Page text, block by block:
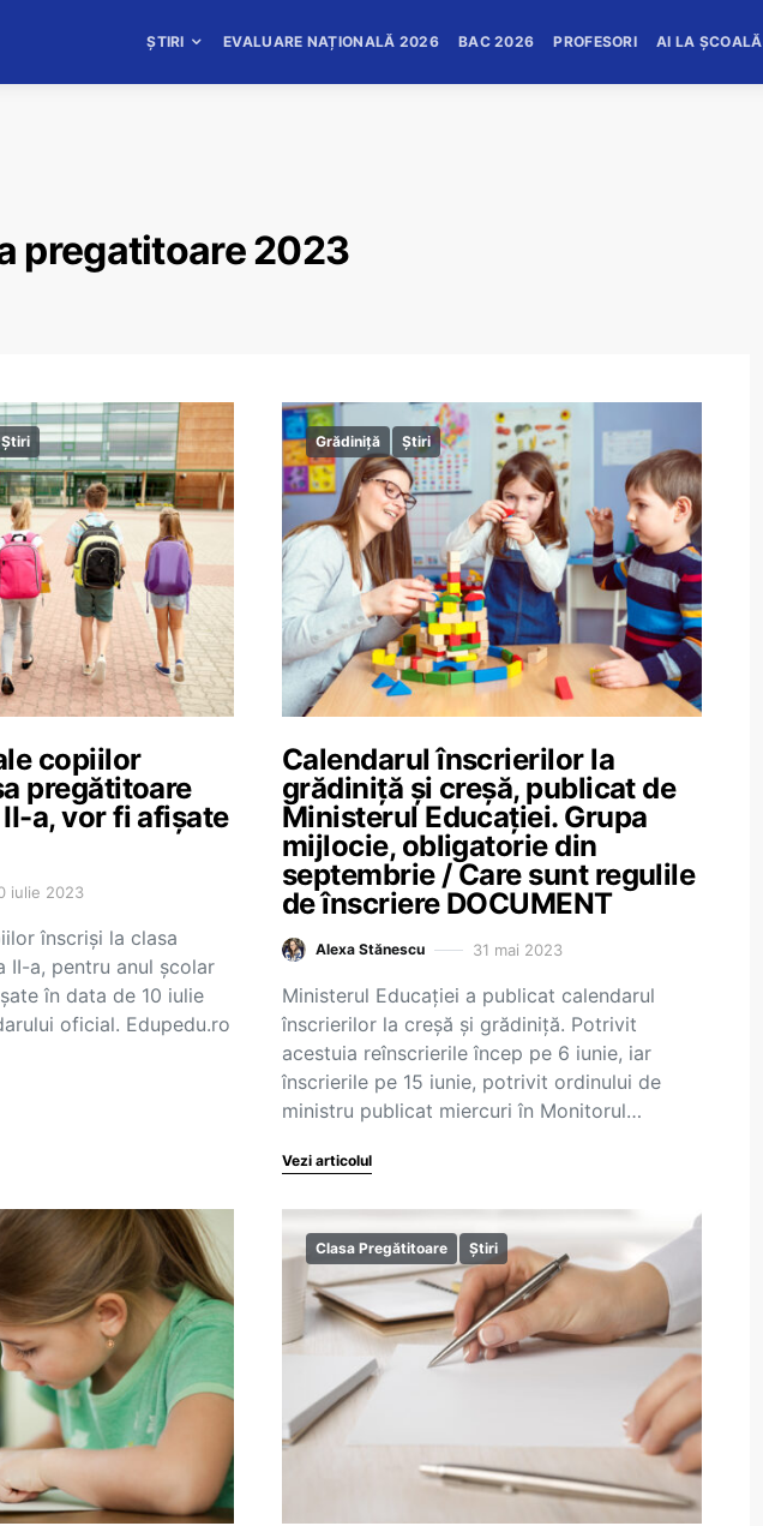
ȘTIRI EVALUARE NAȚIONALĂ 2026 BAC 2026 PROFESORI AI LA ȘCOALĂ
pregatitoare 2023
Știri
copiilor
pregătitoare
a, vor fi afișate
iulie 2023
înscriși la clasa
II-a, pentru anul școlar
în data de 10 iulie
oficial. Edupedu.ro
Grădiniță Știri
Calendarul înscrierilor la
grădiniță și creșă, publicat de
Ministerul Educației. Grupa
mijlocie, obligatorie din
septembrie / Care sunt regulile
de înscriere DOCUMENT
Alexa Stănescu 31 mai 2023
Ministerul Educației a publicat calendarul
înscrierilor la creșă și grădiniță. Potrivit
acestuia reînscrierile încep pe 6 iunie, iar
înscrierile pe 15 iunie, potrivit ordinului de
ministru publicat miercuri în Monitorul…
Vezi articolul
Clasa Pregătitoare Știri